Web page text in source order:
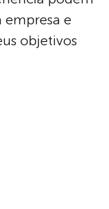
empresa e
objetivos